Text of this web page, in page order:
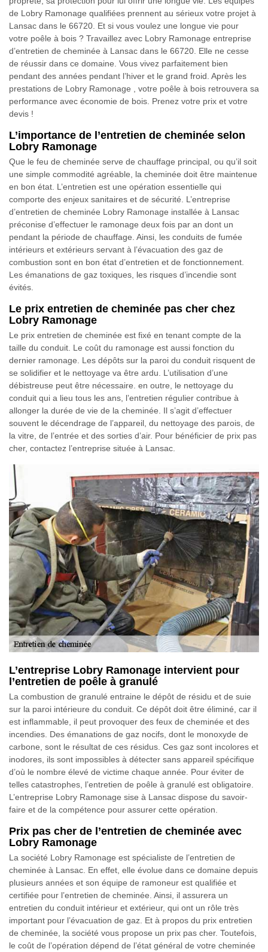
de Lobry Ramonage qualifiées prennent au sérieux votre projet à
Lansac dans le 66720. Et si vous voulez une longue vie pour
votre poêle à bois ? Travaillez avec Lobry Ramonage entreprise
d’entretien de cheminée à Lansac dans le 66720. Elle ne cesse
de réussir dans ce domaine. Vous vivez parfaitement bien
pendant des années pendant l’hiver et le grand froid. Après les
prestations de Lobry Ramonage , votre poêle à bois retrouvera sa
performance avec économie de bois. Prenez votre prix et votre
devis !
L’importance de l’entretien de cheminée selon
Lobry Ramonage
Que le feu de cheminée serve de chauffage principal, ou qu’il soit
une simple commodité agréable, la cheminée doit être maintenue
en bon état. L’entretien est une opération essentielle qui
comporte des enjeux sanitaires et de sécurité. L’entreprise
d’entretien de cheminée Lobry Ramonage installée à Lansac
préconise d’effectuer le ramonage deux fois par an dont un
pendant la période de chauffage. Ainsi, les conduits de fumée
intérieurs et extérieurs servant à l’évacuation des gaz de
combustion sont en bon état d’entretien et de fonctionnement.
Les émanations de gaz toxiques, les risques d’incendie sont
évités.
Le prix entretien de cheminée pas cher chez
Lobry Ramonage
Le prix entretien de cheminée est fixé en tenant compte de la
taille du conduit. Le coût du ramonage est aussi fonction du
dernier ramonage. Les dépôts sur la paroi du conduit risquent de
se solidifier et le nettoyage va être ardu. L’utilisation d’une
débistreuse peut être nécessaire. en outre, le nettoyage du
conduit qui a lieu tous les ans, l’entretien régulier contribue à
allonger la durée de vie de la cheminée. Il s’agit d’effectuer
souvent le décendrage de l’appareil, du nettoyage des parois, de
la vitre, de l’entrée et des sorties d’air. Pour bénéficier de prix pas
cher, contactez l’entreprise située à Lansac.
L’entreprise Lobry Ramonage intervient pour
l’entretien de poêle à granulé
La combustion de granulé entraine le dépôt de résidu et de suie
sur la paroi intérieure du conduit. Ce dépôt doit être éliminé, car il
est inflammable, il peut provoquer des feux de cheminée et des
incendies. Des émanations de gaz nocifs, dont le monoxyde de
carbone, sont le résultat de ces résidus. Ces gaz sont incolores et
inodores, ils sont impossibles à détecter sans appareil spécifique
d’où le nombre élevé de victime chaque année. Pour éviter de
telles catastrophes, l’entretien de poêle à granulé est obligatoire.
L’entreprise Lobry Ramonage sise à Lansac dispose du savoir-
faire et de la compétence pour assurer cette opération.
Prix pas cher de l’entretien de cheminée avec
Lobry Ramonage
La société Lobry Ramonage est spécialiste de l’entretien de
cheminée à Lansac. En effet, elle évolue dans ce domaine depuis
plusieurs années et son équipe de ramoneur est qualifiée et
certifiée pour l’entretien de cheminée. Ainsi, il assurera un
entretien du conduit intérieur et extérieur, qui ont un rôle très
important pour l’évacuation de gaz. Et à propos du prix entretien
de cheminée, la société vous propose un prix pas cher. Toutefois,
le coût de l’opération dépend de l’état général de votre cheminée